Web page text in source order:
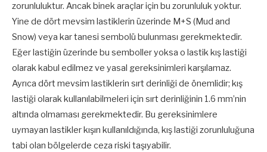
zorunluluktur. Ancak binek araçlar için bu zorunluluk yoktur.
Yine de dört mevsim lastiklerin üzerinde M+S (Mud and
Snow) veya kar tanesi sembolü bulunması gerekmektedir.
Eğer lastiğin üzerinde bu semboller yoksa o lastik kış lastiği
olarak kabul edilmez ve yasal gereksinimleri karşılamaz.
Ayrıca dört mevsim lastiklerin sırt derinliği de önemlidir; kış
lastiği olarak kullanılabilmeleri için sırt derinliğinin 1.6 mm’nin
altında olmaması gerekmektedir. Bu gereksinimlere
uymayan lastikler kışın kullanıldığında, kış lastiği zorunluluğuna
tabi olan bölgelerde ceza riski taşıyabilir.